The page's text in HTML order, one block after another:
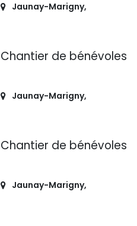
Jaunay-Marigny,
Chantier de bénévoles
Jaunay-Marigny,
Chantier de bénévoles
Jaunay-Marigny,